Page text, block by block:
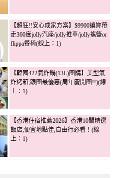
【超狂!!安心成家方案】$9900讓妳帶
走360度jolly汽座/jolly推車/jolly搖籃or
flippa餐椅(線上：1)
【韓國422氣炸鍋(13L)團購】美型氣
炸烤箱,跟團最優惠(周年慶開團!!)(線
上：1)
【香港住宿推薦2026】香港10間精選
飯店,便宜地點佳,自由行必看！(線
上：1)